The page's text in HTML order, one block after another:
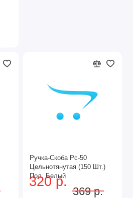
Ручка-Скоба Рс-50
Цельнотянутая (150 Шт.)
Пол. Белый
320 р.
369 р.